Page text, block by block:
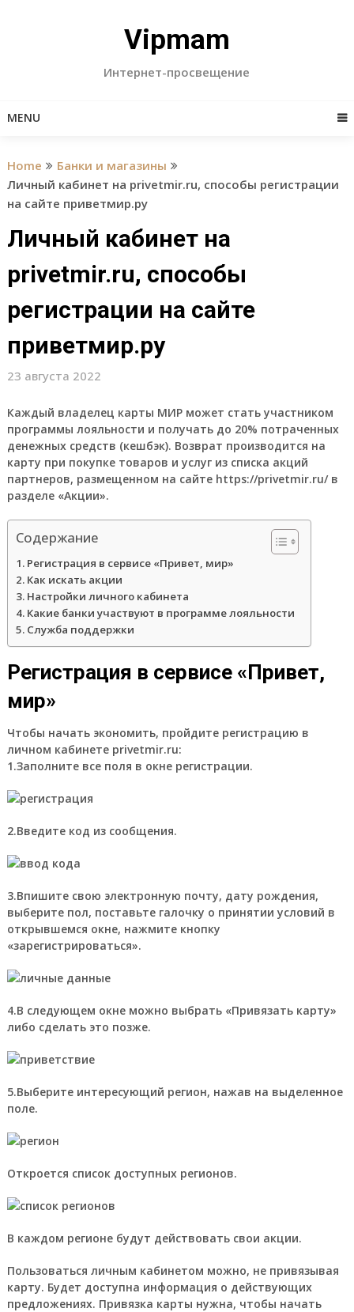
Vipmam
Интернет-просвещение
MENU
Home
Банки и магазины
Личный кабинет на privetmir.ru, способы регистрации
на сайте приветмир.ру
Личный кабинет на
privetmir.ru, способы
регистрации на сайте
приветмир.ру
23 августа 2022
Каждый владелец карты МИР может стать участником
программы лояльности и получать до 20% потраченных
денежных средств (кешбэк). Возврат производится на
карту при покупке товаров и услуг из списка акций
партнеров, размещенном на сайте https://privetmir.ru/ в
разделе «Акции».
Содержание
Регистрация в сервисе «Привет, мир»
Как искать акции
Настройки личного кабинета
Какие банки участвуют в программе лояльности
Служба поддержки
Регистрация в сервисе «Привет,
мир»
Чтобы начать экономить, пройдите регистрацию в
личном кабинете privetmir.ru:
1.Заполните все поля в окне регистрации.
2.Введите код из сообщения.
3.Впишите свою электронную почту, дату рождения,
выберите пол, поставьте галочку о принятии условий в
открывшемся окне, нажмите кнопку
«зарегистрироваться».
4.В следующем окне можно выбрать «Привязать карту»
либо сделать это позже.
5.Выберите интересующий регион, нажав на выделенное
поле.
Откроется список доступных регионов.
В каждом регионе будут действовать свои акции.
Пользоваться личным кабинетом можно, не привязывая
карту. Будет доступна информация о действующих
предложениях. Привязка карты нужна, чтобы начать